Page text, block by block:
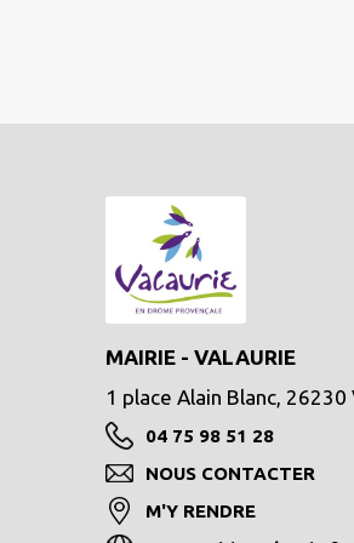
MAIRIE - VALAURIE
1 place Alain Blanc, 26230
04 75 98 51 28
NOUS CONTACTER
M'Y RENDRE